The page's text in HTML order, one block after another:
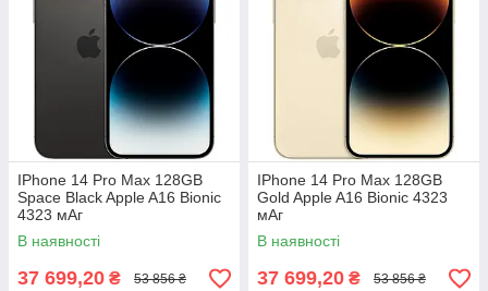
IPhone 14 Pro Max 128GB
Space Black Apple A16 Bionic
4323 мАг
В наявності
37 699,20 ₴ 53 856 ₴
IPhone 14 Pro Max 128GB
Gold Apple A16 Bionic 4323
мАг
В наявності
37 699,20 ₴ 53 856 ₴